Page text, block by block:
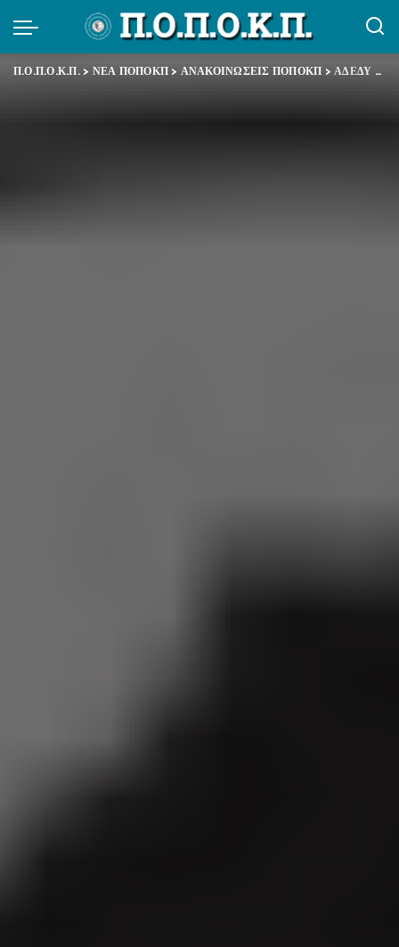
Π.Ο.Π.Ο.Κ.Π.> ΝΕΑ ΠΟΠΟΚΠ > ΑΝΑΚΟΙΝΩΣΕΙΣ ΠΟΠΟΚΠ >ΑΔΕΔΥ – Δελτίου Τύπου για τις συλλήψεις συνδικαλιστών της ΓΕΝ.Ο.Π. – Δ.Ε.Η.